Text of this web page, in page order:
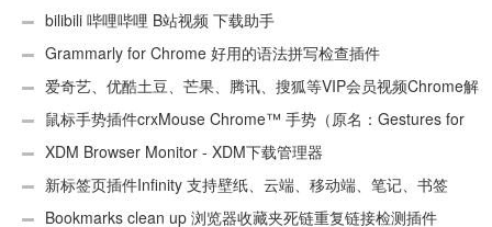
bilibili 哔哩哔哩 B站视频 下载助手
Grammarly for Chrome 好用的语法拼写检查插件
爱奇艺、优酷土豆、芒果、腾讯、搜狐等VIP会员视频Chrome解
析工具鼠标手势插件crxMouse Chrome™ 手势（原名：Gestures for
Chrome(TM)汉化版）
XDM Browser Monitor - XDM下载管理器
新标签页插件Infinity 支持壁纸、云端、移动端、笔记、书签
Bookmarks clean up 浏览器收藏夹死链重复链接检测插件